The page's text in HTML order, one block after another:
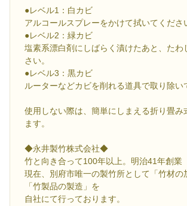
●レベル1：白カビ
アルコールスプレーをかけて拭いてくださ
●レベル2：緑カビ
塩素系漂白剤にしばらく漬けたあと、たわ
さい。
●レベル3：黒カビ
ルーターなどカビを削れる道具で取り除い
使用しない際は、簡単にしまえる折り畳み
ます。
◆永井製竹株式会社◆
竹と向き合って100年以上。明治41年創業
現在、別府市唯一の製竹所として「竹材の
「竹製品の製造」を
自社にて行っております。